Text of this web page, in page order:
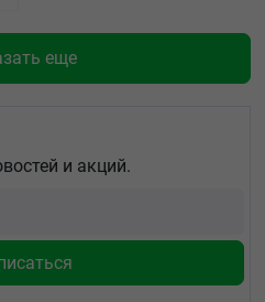
еще
и акций.